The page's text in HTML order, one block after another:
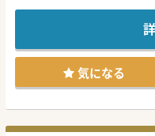
★☆コンサルタントから
約100床の一般病院です。
地域の状況に合わせ、一
効率的な病院運営を行っ
現在、常勤医師不在に
気になる